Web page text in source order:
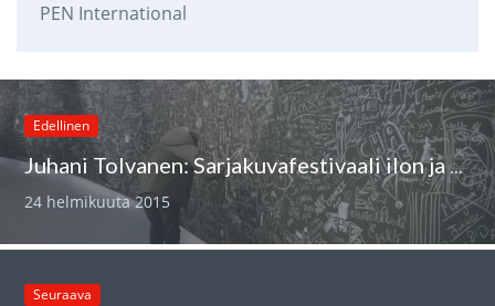
PEN International
Edellinen
Juhani Tolvanen: Sarjakuvafestivaali ilon ja surun hämmennyksen keskellä
24 helmikuuta 2015
Seuraava